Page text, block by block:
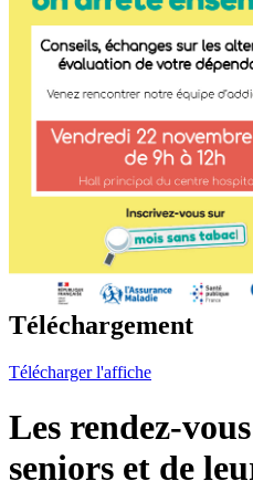
Téléchargement
Télécharger l'affiche
Les rendez-
seniors et de